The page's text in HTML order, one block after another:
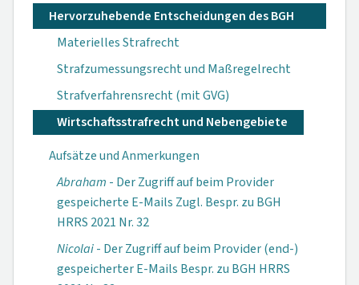
Hervorzuhebende Entscheidungen des BGH
Materielles Strafrecht
Strafzumessungsrecht und Maßregelrecht
Strafverfahrensrecht (mit GVG)
Wirtschaftsstrafrecht und Nebengebiete
Aufsätze und Anmerkungen
Abraham - Der Zugriff auf beim Provider
gespeicherte E-Mails Zugl. Bespr. zu BGH
HRRS 2021 Nr. 32
Nicolai- Der Zugriff auf beim Provider (end-)
gespeicherter E-Mails Bespr. zu BGH HRRS